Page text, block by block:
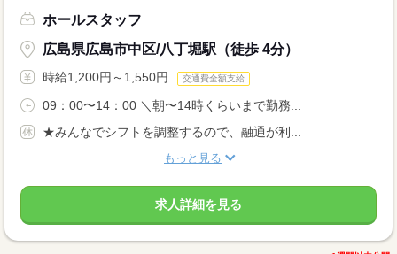
ホールスタッフ
広島県広島市中区/八丁堀駅（徒歩 4分）
時給1,200円～1,550円 交通費全額支給
09：00〜14：00 ＼朝〜14時くらいまで勤務...
★みんなでシフトを調整するので、融通が利...
もっと見る
求人詳細を見る